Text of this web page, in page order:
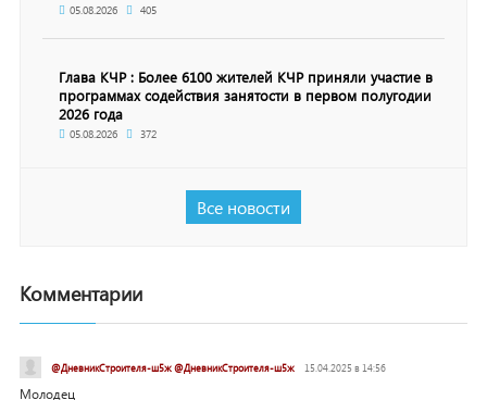
05.08.2026 405
Глава КЧР : Более 6100 жителей КЧР приняли участие в
программах содействия занятости в первом полугодии
2026 года
05.08.2026 372
Все новости
Комментарии
@ДневникСтроителя-ш5ж @ДневникСтроителя-ш5ж 15.04.2025 в 14:56
Молодец